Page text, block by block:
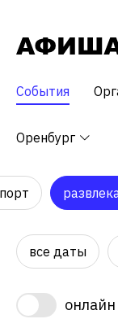
События
Оренбург
все даты
онлайн